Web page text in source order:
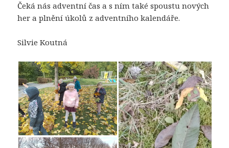
Čeká nás adventní čas a s ním také spoustu nových
her a plnění úkolů z adventního kalendáře.
Silvie Koutná